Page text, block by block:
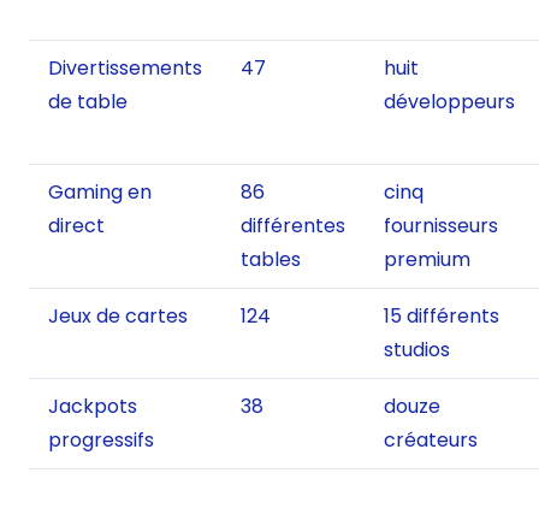
Divertissements
de table
47
huit
développeurs
Gaming en
direct
86
différentes
tables
cinq
fournisseurs
premium
Jeux de cartes 124
15 différents
studios
Jackpots
progressifs
38
douze
créateurs